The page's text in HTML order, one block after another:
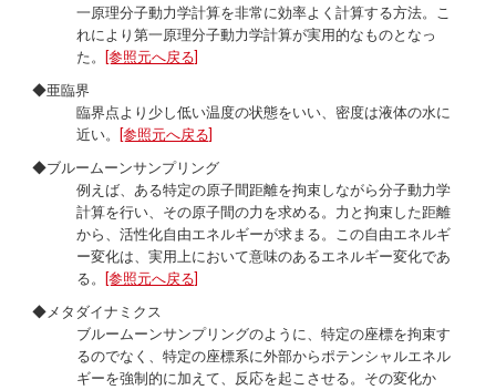
一原理分子動力学計算を非常に効率よく計算する方法。こ
れにより第一原理分子動力学計算が実用的なものとなっ
た。
[参照元へ戻る]
◆亜臨界
臨界点より少し低い温度の状態をいい、密度は液体の水に
近い。
[参照元へ戻る]
◆ブルームーンサンプリング
例えば、ある特定の原子間距離を拘束しながら分子動力学
計算を行い、その原子間の力を求める。力と拘束した距離
から、活性化自由エネルギーが求まる。この自由エネルギ
ー変化は、実用上において意味のあるエネルギー変化であ
る。
[参照元へ戻る]
◆メタダイナミクス
ブルームーンサンプリングのように、特定の座標を拘束す
るのでなく、特定の座標系に外部からポテンシャルエネル
ギーを強制的に加えて、反応を起こさせる。その変化か